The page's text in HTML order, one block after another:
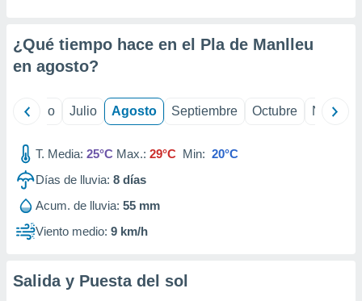
1199
¿Qué tiempo hace en el Pla de Manlleu
en agosto?
Junio Julio Agosto Septiembre Octubre
T. Media: 25°C Max.: 29°C Min: 20°C
Días de lluvia: 8 días
Acum. de lluvia: 55 mm
Viento medio: 9 km/h
Salida y Puesta del sol